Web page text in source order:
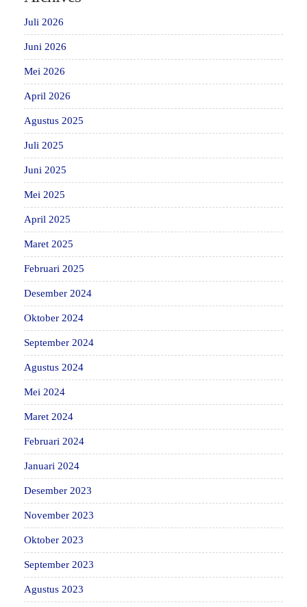
Juli 2026
Juni 2026
Mei 2026
April 2026
Agustus 2025
Juli 2025
Juni 2025
Mei 2025
April 2025
Maret 2025
Februari 2025
Desember 2024
Oktober 2024
September 2024
Agustus 2024
Mei 2024
Maret 2024
Februari 2024
Januari 2024
Desember 2023
November 2023
Oktober 2023
September 2023
Agustus 2023